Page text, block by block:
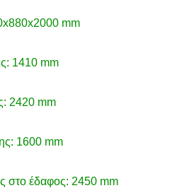
mm
1410 mm
2420 mm
1600 mm
στο έδαφος: 2450 mm